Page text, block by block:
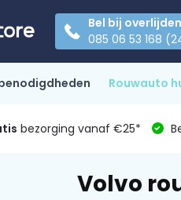
Bel bij overlijden
085 06 53 168
Rouwauto
bezorging vanaf €25*
Volvo